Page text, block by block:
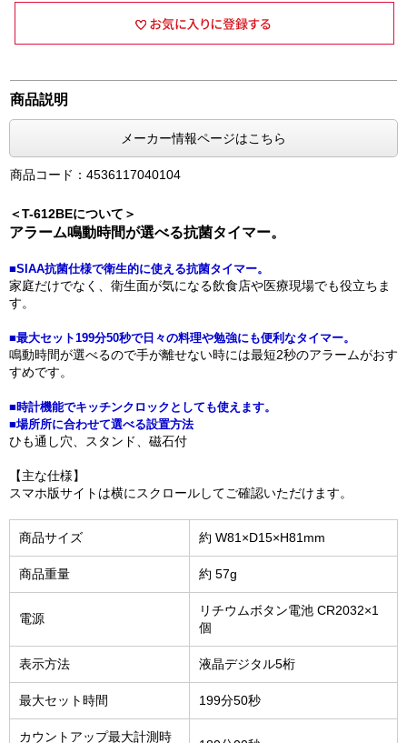
商品説明
メーカー情報ページはこちら
商品コード：4536117040104
＜T-612BEについて＞
アラーム鳴動時間が選べる抗菌タイマー。
■SIAA抗菌仕様で衛生的に使える抗菌タイマー。
家庭だけでなく、衛生面が気になる飲食店や医療現場でも役立ちま
す。
■最大セット199分50秒で日々の料理や勉強にも便利なタイマー。
鳴動時間が選べるので手が離せない時には最短2秒のアラームがおす
すめです。
■時計機能でキッチンクロックとしても使えます。
■場所所に合わせて選べる設置方法
ひも通し穴、スタンド、磁石付
【主な仕様】
スマホ版サイトは横にスクロールしてご確認いただけます。
商品サイズ 約 W81×D15×H81mm
商品重量 約 57g
電源
リチウムボタン電池 CR2032×1
個
表示方法 液晶デジタル5桁
最大セット時間 199分50秒
カウントアップ最大計測時